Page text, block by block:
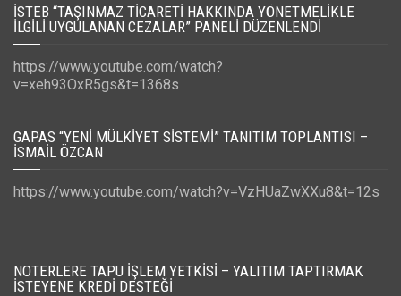
İSTEB “TAŞINMAZ TICARETI HAKKINDA YÖNETMELIKLE
İLGILI UYGULANAN CEZALAR” PANELI DÜZENLENDI
https://www.youtube.com/watch?
v=xeh93OxR5gs&t=1368s
GAPAS “YENI MÜLKIYET SISTEMI” TANITIM TOPLANTISI –
İSMAIL ÖZCAN
https://www.youtube.com/watch?v=VzHUaZwXXu8&t=12s
NOTERLERE TAPU İŞLEM YETKISI – YALITIM TAPTIRMAK
İSTEYENE KREDI DESTEĞI